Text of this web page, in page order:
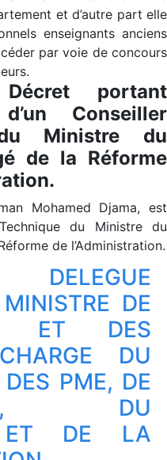
et d’autre part elle
enseignants anciens
par voie de concours
portant
Conseiller
Ministre du
de la Réforme
Mohamed Djama, est
du Ministre du
de l’Administration.
DELEGUE
DE
ET DES
DU
PME, DE
DU
ET DE LA